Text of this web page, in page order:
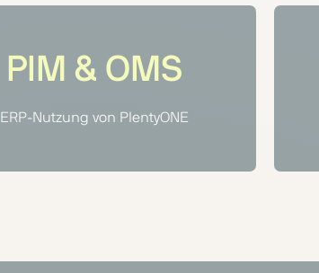
PIM & OMS
ERP-Nutzung von PlentyONE